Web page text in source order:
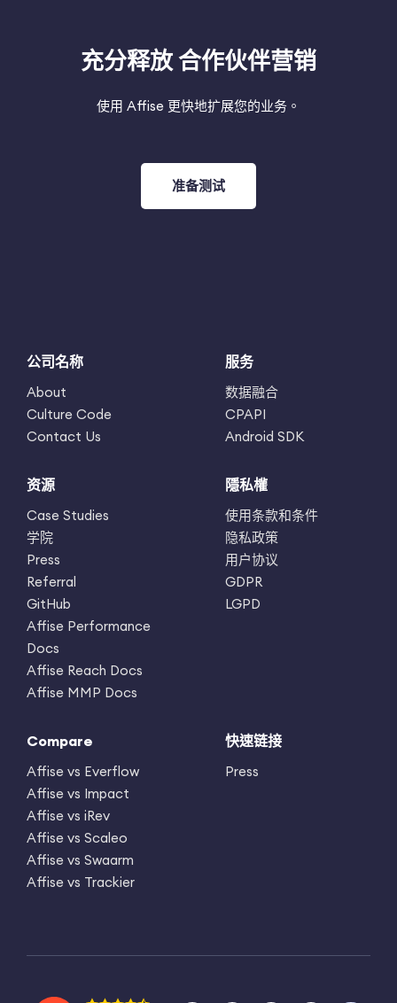
充分释放合作伙伴营销
使用 Affise 更快地扩展您的业务。
准备测试
公司名称
About
Culture Code
Contact Us
服务
数据融合
CPAPI
Android SDK
资源
Case Studies
学院
Press
Referral
GitHub
Affise Performance
Docs
Affise Reach Docs
Affise MMP Docs
隱私權
使用条款和条件
隐私政策
用户协议
GDPR
LGPD
Compare
Affise vs Everflow
Affise vs Impact
Affise vs iRev
Affise vs Scaleo
Affise vs Swaarm
Affise vs Trackier
快速链接
Press